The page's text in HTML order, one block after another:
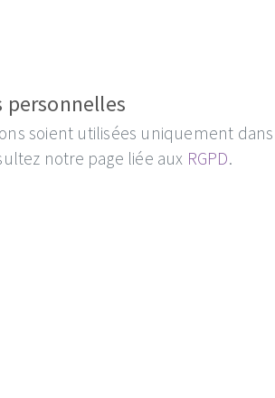
personnelles
soient utilisées uniquement
notre page liée aux RGPD.